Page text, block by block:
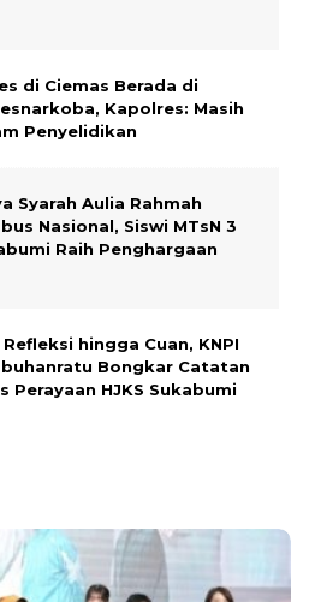
di Ciemas Berada di
Kapolres: Masih
Penyelidikan
Syarah Aulia Rahmah
Nasional, Siswi MTsN 3
Raih Penghargaan
Refleksi hingga Cuan, KNPI
Bongkar Catatan
Perayaan HJKS Sukabumi